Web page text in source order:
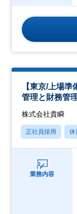
【東京/上場
管理と財務管
株式会社貴瞬
正社員採用 休
業務内容